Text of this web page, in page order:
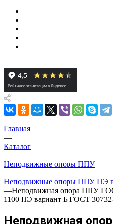
Главная
—
Каталог
—
Неподвижные опоры ППУ
—
Неподвижные опоры ППУ ПЭ
—Неподвижная опора ППУ
1100 ПЭ вариант Б ГОСТ
Неподвижная